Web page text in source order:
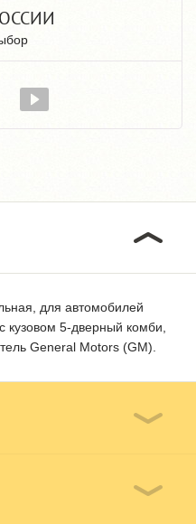
для автомобилей
5-дверный комби,
General Motors (GM).